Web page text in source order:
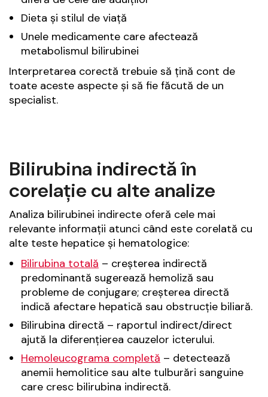
Dieta și stilul de viață
Unele medicamente care afectează
metabolismul bilirubinei
Interpretarea corectă trebuie să țină cont de
toate aceste aspecte și să fie făcută de un
specialist.
Bilirubina indirectă în
corelație cu alte analize
Analiza bilirubinei indirecte oferă cele mai
relevante informații atunci când este corelată cu
alte teste hepatice și hematologice:
Bilirubina totală – creșterea indirectă
predominantă sugerează hemoliză sau
probleme de conjugare; creșterea directă
indică afectare hepatică sau obstrucție biliară.
Bilirubina directă – raportul indirect/direct
ajută la diferențierea cauzelor icterului.
Hemoleucograma completă – detectează
anemii hemolitice sau alte tulburări sanguine
care cresc bilirubina indirectă.